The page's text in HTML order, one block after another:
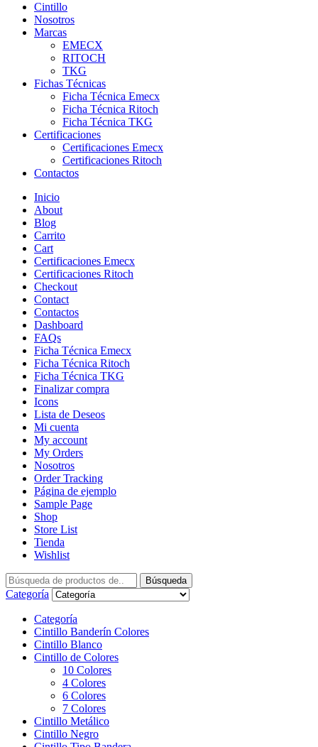
Cintillo
Nosotros
Marcas
EMECX
RITOCH
TKG
Fichas Técnicas
Ficha Técnica Emecx
Ficha Técnica Ritoch
Ficha Técnica TKG
Certificaciones
Certificaciones Emecx
Certificaciones Ritoch
Contactos
Inicio
About
Blog
Carrito
Cart
Certificaciones Emecx
Certificaciones Ritoch
Checkout
Contact
Contactos
Dashboard
FAQs
Ficha Técnica Emecx
Ficha Técnica Ritoch
Ficha Técnica TKG
Finalizar compra
Icons
Lista de Deseos
Mi cuenta
My account
My Orders
Nosotros
Order Tracking
Página de ejemplo
Sample Page
Shop
Store List
Tienda
Wishlist
Búsqueda
Categoría
Categoría
Cintillo Banderín Colores
Cintillo Blanco
Cintillo de Colores
10 Colores
4 Colores
6 Colores
7 Colores
Cintillo Metálico
Cintillo Negro